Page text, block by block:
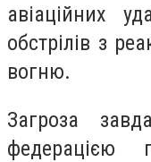
авіаційних
обстрілів з
вогню.
Загроза
федерацією